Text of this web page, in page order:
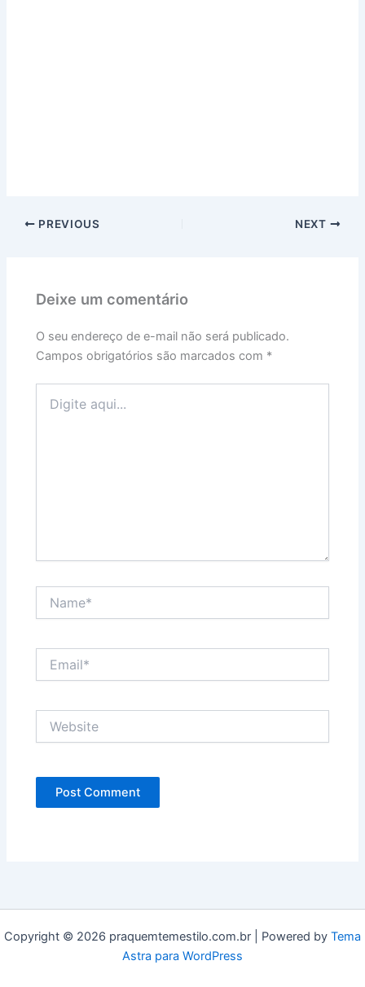
PREVIOUS NEXT
Deixe um comentário
O seu endereço de e-mail não será publicado.
Campos obrigatórios são marcados com *
aqui...
Copyright © 2026 praquemtemestilo.com.br | Powered by Tema
Astra para WordPress